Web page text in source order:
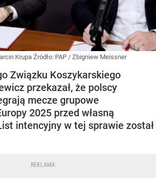
Krupa Źródło: PAP / Zbigniew Meissner
Związku Koszykarskiego
przekazał, że polscy
mecze grupowe
2025 przed własną
intencyjny w tej sprawie został